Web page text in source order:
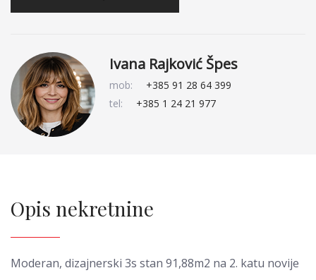
Ivana Rajković Špes
mob:
+385 91 28 64 399
tel:
+385 1 24 21 977
Opis nekretnine
Moderan, dizajnerski 3s stan 91,88m2 na 2. katu novije